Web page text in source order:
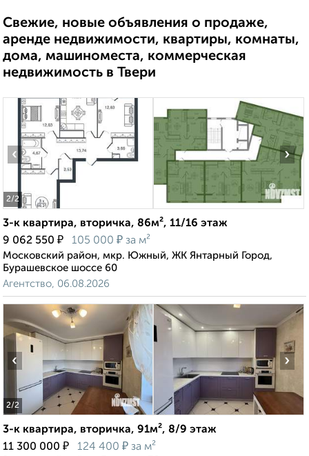
Свежие, новые объявления о продаже,
аренде недвижимости, квартиры, комнаты,
дома, машиноместа, коммерческая
недвижимость в Твери
2/2
‹ ›
3-к квартира, вторичка, 86м², 11/16 этаж
9 062 550 ₽ 105 000 ₽ за м²
Московский район, мкр. Южный, ЖК Янтарный Город,
Бурашевское шоссе 60
Агентство, 06.08.2026
2/2
‹ ›
3-к квартира, вторичка, 91м², 8/9 этаж
11 300 000 ₽ 124 400 ₽ за м²